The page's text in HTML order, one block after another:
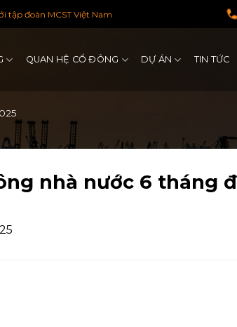
tập đoàn MCST Việt Nam
QUAN HỆ CỔ ĐÔNG DỰ ÁN TIN TỨC
nhà nước 6 tháng